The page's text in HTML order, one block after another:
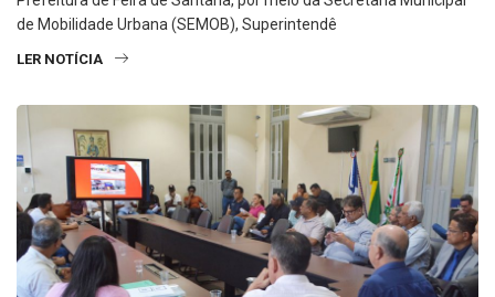
de Mobilidade Urbana (SEMOB), Superintendê
LER NOTÍCIA